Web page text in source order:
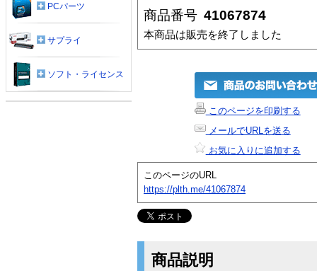
商品番号 41067874
本商品は販売を終了しました
このページを印刷する
メールでURLを送る
お気に入りに追加する
このページのURL
https://plth.me/41067874
商品説明
PCパーツ
サプライ
ソフト・ライセンス